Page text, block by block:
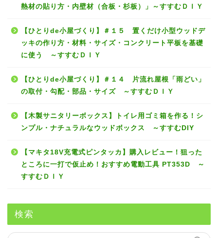
熱材の貼り方・内壁材（合板・杉板）」～すすむＤＩＹ
【ひとりde小屋づくり】＃１５ 置くだけ小型ウッドデ
ッキの作り方・材料・サイズ・コンクリート平板を基礎
に使う ～すすむＤＩＹ
【ひとりde小屋づくり】＃１４ 片流れ屋根「雨どい」
の取付・勾配・部品・サイズ ～すすむＤＩＹ
【木製サニタリーボックス】トイレ用ゴミ箱を作る！シ
ンプル・ナチュラルなウッドボックス ～すすむDIY
【マキタ18V充電式ピンタッカ】購入レビュー！狙った
ところに一打で仮止め！おすすめ電動工具 PT353D ～
すすむＤＩＹ
検索